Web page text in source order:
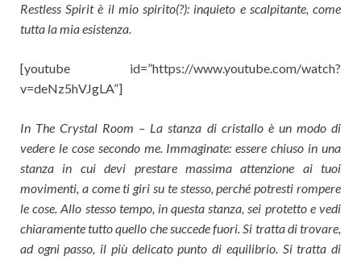
Restless Spirit è il mio spirito(?): inquieto e scalpitante, come
tutta la mia esistenza.
[youtube id=”https://www.youtube.com/watch?
v=deNz5hVJgLA”]
In The Crystal Room – La stanza di cristallo è un modo di
vedere le cose secondo me. Immaginate: essere chiuso in una
stanza in cui devi prestare massima attenzione ai tuoi
movimenti, a come ti giri su te stesso, perché potresti rompere
le cose. Allo stesso tempo, in questa stanza, sei protetto e vedi
chiaramente tutto quello che succede fuori. Si tratta di trovare,
ad ogni passo, il più delicato punto di equilibrio. Si tratta di